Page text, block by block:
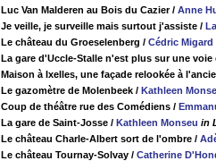
Luc Van Malderen au Bois du Cazier/ Anne
Je veille, je surveille mais surtout j'assiste /
Le château du Groeselenberg / Cédric Migard
La gare d'Uccle-Stalle n'est plus sur une voie
Maison à Ixelles, une façade relookée à
Le gazomètre de Molenbeek / Kathleen
Coup de théâtre rue des Comédiens /
La gare de Saint-Josse / Kathleen Monseu in
Le château Charle-Albert sort de l'ombre /
Le château Tournay-Solvay / Catherine